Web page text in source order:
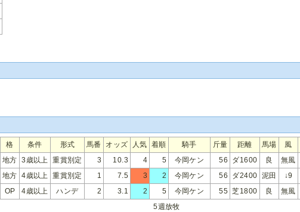
格 条件 形式 馬番 オッズ 人気 着順 騎手 斤量 距離 馬場 風
地方 3歳以上 重賞別定 3 10.3 4 5 今岡ケン 56 ダ1600 良 無風
地方 4歳以上 重賞別定 1 7.5 3 2 今岡ケン 56 ダ2400 泥田 ↓9
OP 4歳以上 ハンデ 2 3.1 2 5 今岡ケン 55 芝1800 良 無風
5週放牧